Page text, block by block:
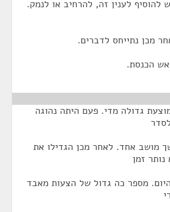
לענין זה, להרחיב או לנמק.
מכן נתייחס לדברים.
הכנסת.
גדולה מדי. פעם היתה נהוגה
מושב אחד. לאחר מכן הגדילו את
זמן
מספר כה גדול של הצעות מאבד